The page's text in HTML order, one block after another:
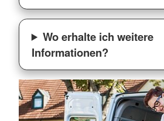
Wo erhalte ich weitere
Informationen?